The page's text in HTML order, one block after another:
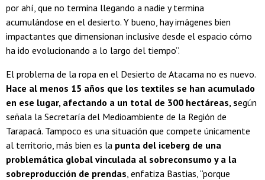
por ahí, que no termina llegando a nadie y termina
acumulándose en el desierto. Y bueno, hay imágenes bien
impactantes que dimensionan inclusive desde el espacio cómo
ha ido evolucionando a lo largo del tiempo”.
El problema de la ropa en el Desierto de Atacama no es nuevo.
Hace al menos 15 años que los textiles se han acumulado
en ese lugar, afectando a un total de 300 hectáreas, según
señala la Secretaría del Medioambiente de la Región de
Tarapacá. Tampoco es una situación que compete únicamente
al territorio, más bien es la punta del iceberg de una
problemática global vinculada al sobreconsumo y a la
sobreproducción de prendas , enfatiza Bastias, “porque